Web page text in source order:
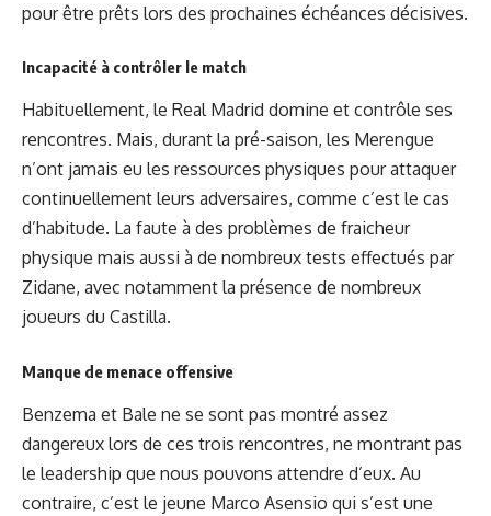
pour être prêts lors des prochaines échéances décisives.
Incapacité à contrôler le match
Habituellement, le Real Madrid domine et contrôle ses
rencontres. Mais, durant la pré-saison, les Merengue
n’ont jamais eu les ressources physiques pour attaquer
continuellement leurs adversaires, comme c’est le cas
d’habitude. La faute à des problèmes de fraicheur
physique mais aussi à de nombreux tests effectués par
Zidane, avec notamment la présence de nombreux
joueurs du Castilla.
Manque de menace offensive
Benzema et Bale ne se sont pas montré assez
dangereux lors de ces trois rencontres, ne montrant pas
le leadership que nous pouvons attendre d’eux. Au
contraire, c’est le jeune Marco Asensio qui s’est une